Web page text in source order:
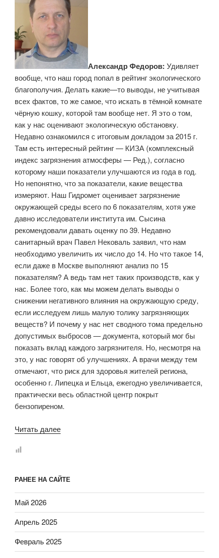
Александр Федоров: Удивляет
вообще, что наш город попал в рейтинг экологического
благополучия. Делать какие—то выводы, не учитывая
всех фактов, то же самое, что искать в тёмной комнате
чёрную кошку, которой там вообще нет. Я это о том,
как у нас оценивают экологическую обстановку.
Недавно ознакомился с итоговым докладом за 2015 г.
Там есть интересный рейтинг — КИЗА (комплексный
индекс загрязнения атмосферы — Ред.), согласно
которому наши показатели улучшаются из года в год.
Но непонятно, что за показатели, какие вещества
измеряют. Наш Гидромет оценивает загрязнение
окружающей среды всего по 6 показателям, хотя уже
давно исследователи института им. Сысина
рекомендовали давать оценку по 39. Недавно
санитарный врач Павел Нековаль заявил, что нам
необходимо увеличить их число до 14. Но что такое 14,
если даже в Москве выполняют анализ по 15
показателям? А ведь там нет таких производств, как у
нас. Более того, как мы можем делать выводы о
снижении негативного влияния на окружающую среду,
если исследуем лишь малую толику загрязняющих
веществ? И почему у нас нет сводного тома предельно
допустимых выбросов — документа, который мог бы
показать вклад каждого загрязнителя. Но, несмотря на
это, у нас говорят об улучшениях. А врачи между тем
отмечают, что риск для здоровья жителей региона,
особенно г. Липецка и Ельца, ежегодно увеличивается,
практически весь областной центр покрыт
бензопиреном.
Читать далее«Испортили
года
проблемах
Липецке»
РАНЕЕ НА САЙТЕ
Май 2026
Апрель 2025
Февраль 2025